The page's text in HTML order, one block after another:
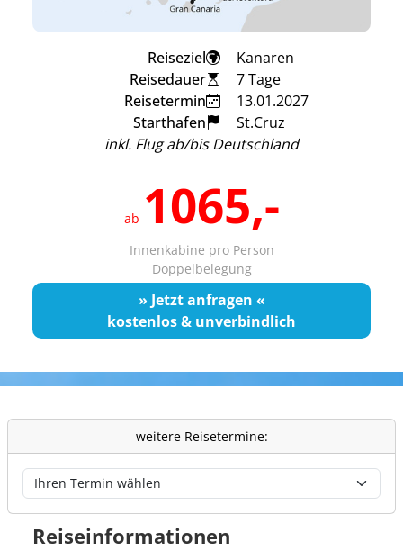
Reiseziel
Kanaren
Reisedauer
7 Tage
Reisetermin
13.01.2027
Starthafen
St.Cruz
inkl. Flug ab/bis Deutschland
ab 1065,-
Innenkabine pro Person
Doppelbelegung
» Jetzt anfragen «
kostenlos & unverbindlich
weitere Reisetermine:
Reiseinformationen